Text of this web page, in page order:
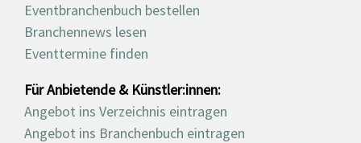
Eventbranchenbuch bestellen
Branchennews lesen
Eventtermine finden
Für Anbietende & Künstler:innen:
Angebot ins Verzeichnis eintragen
Angebot ins Branchenbuch eintragen